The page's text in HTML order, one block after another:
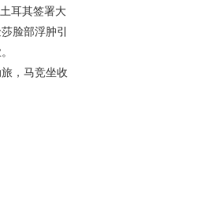
耳其签署大
脸部浮肿引
，马竞坐收